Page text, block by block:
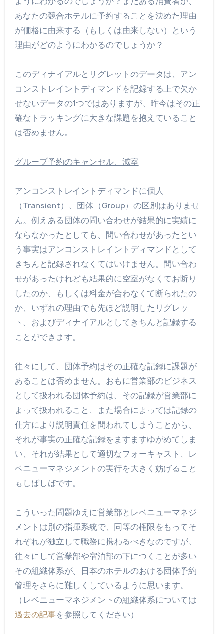
あなたの競合ホテルに予約することを決めた理由
が価格に由来する（もしくは由来しない）という
理由がどのようにわかるのでしょうか？
このディナイアルとリグレットのデータは、アン
コンストレイントディマンドを記録する上で欠か
せないデータの1つではありますが、昨今はその正
確なトラッキングに大きな課題を抱えていること
は否めません。
グループ予約のキャンセル、減室
アンコンストレイントディマンドに個人
（Transient）、団体（Group）の区別はありませ
ん。例えある団体の問い合わせが結果的に実績に
ならなかったとしても、問い合わせがあったとい
う事実はアンコンストレイントディマンドとして
きちんと記録されなくてはいけません。問い合わ
せがあったけれども結果的に空室がなくてお断り
したのか、もしくは料金が合わなくて断られたの
か、いずれの理由でも先ほど説明したリグレッ
ト、およびディナイアルとしてきちんと記録する
ことができます。
往々にして、団体予約はその正確な記録に課題が
あることは否めません。おもに営業部のビジネス
として扱われる団体予約は、その記録が営業部に
よって扱われること、また場合によっては記録の
仕方により説明責任を問われてしまうことから、
それが事実の正確な記録をますますゆがめてしま
い、それが結果として適切なフォーキャスト、レ
ベニューマネジメントの実行を大きく妨げること
もしばしばです。
こういった問題ゆえに営業部とレベニューマネジ
メントは別の指揮系統で、同等の権限をもってそ
れぞれが独立して職務に携わるべきなのですが、
往々にして営業部や宿泊部の下につくことが多い
その組織体系が、日本のホテルのおける団体予約
管理をさらに難しくしているように思います。
（レベニューマネジメントの組織体系については
過去の記事を参照してください）